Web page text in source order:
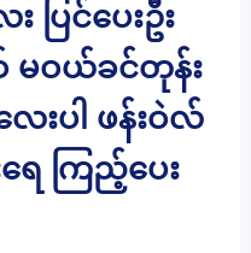
ပြင်ပေးဦး
မဝယ်ခင်တုန်း
ပါ ဖန်းဝဲလ်
ရေ ကြည့်ပေး